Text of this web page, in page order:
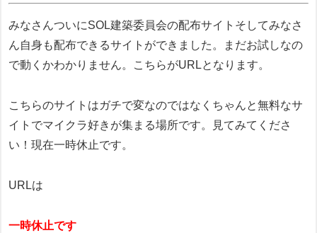
みなさんついにSOL建築委員会の配布サイトそしてみなさ
ん自身も配布できるサイトができました。まだお試しなの
で動くかわかりません。こちらがURLとなります。
こちらのサイトはガチで変なのではなくちゃんと無料なサ
イトでマイクラ好きが集まる場所です。見てみてくださ
い！現在一時休止です。
URLは
一時休止です